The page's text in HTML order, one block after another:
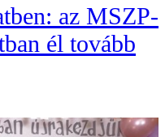
az MSZP-
él tovább